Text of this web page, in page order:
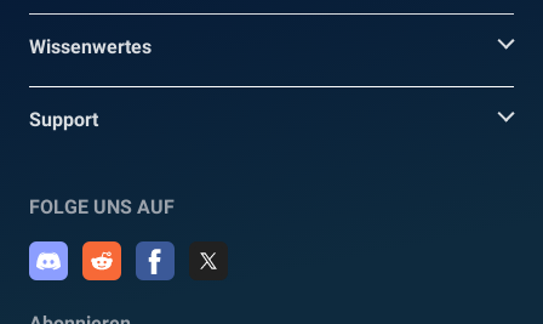
Wissenwertes
Support
FOLGE UNS AUF